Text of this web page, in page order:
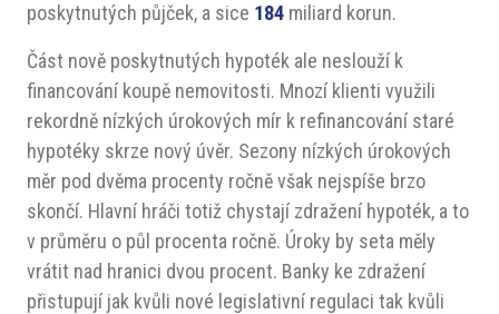
poskytnutých půjček, a sice 184 miliard korun.
Část nově poskytnutých hypoték ale neslouží k
financování koupě nemovitosti. Mnozí klienti využili
rekordně nízkých úrokových mír k refinancování staré
hypotéky skrze nový úvěr. Sezony nízkých úrokových
měr pod dvěma procenty ročně však nejspíše brzo
skončí. Hlavní hráči totiž chystají zdražení hypoték, a to
v průměru o půl procenta ročně. Úroky by seta měly
vrátit nad hranici dvou procent. Banky ke zdražení
přistupují jak kvůli nové legislativní regulaci tak kvůli